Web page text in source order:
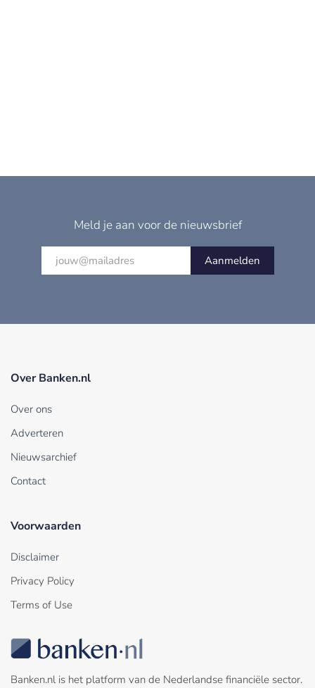
Meld je aan voor de nieuwsbrief
Aanmelden
Over Banken.nl
Over ons
Adverteren
Nieuwsarchief
Contact
Voorwaarden
Disclaimer
Privacy Policy
Terms of Use
Banken.nl is het platform van de Nederlandse financiële sector.